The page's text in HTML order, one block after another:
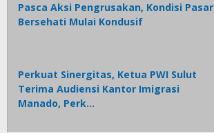
Pasca Aksi Pengrusakan, Kondisi Pasar
Bersehati Mulai Kondusif
Perkuat Sinergitas, Ketua PWI Sulut
Terima Audiensi Kantor Imigrasi
Manado, Perk…